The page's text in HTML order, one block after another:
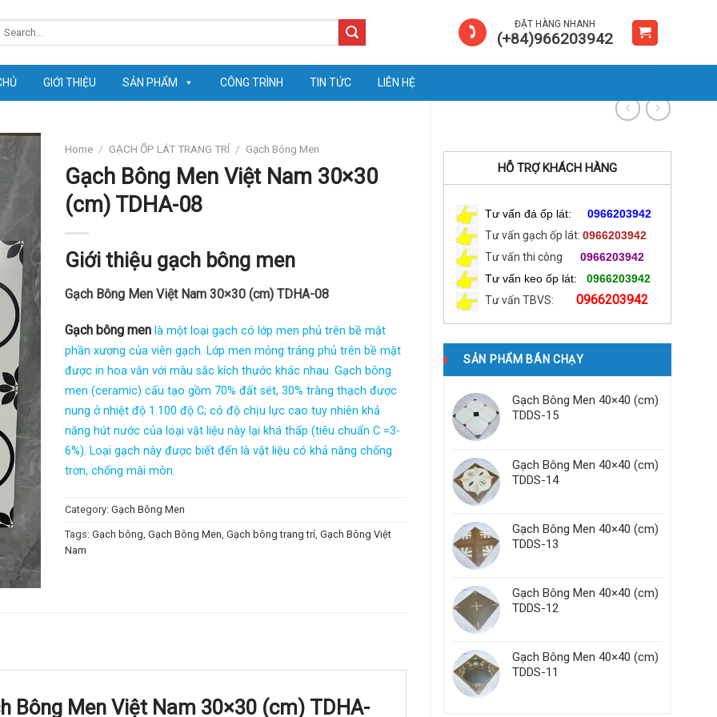
ĐẶT HÀNG NHANH
(+84)966203942
GIỚI THIỆU SẢN PHẨM CÔNG TRÌNH TIN TỨC LIÊN HỆ
HỖ TRỢ KHÁCH HÀNG
Tư vấn đá ốp lát: 0966203942
Tư vấn gạch ốp lát: 0966203942
Tư vấn thi công
0966203942
Tư vấn keo ốp lát:
0966203942
Tư vấn TBVS:
0966203942
SẢN PHẨM BÁN CHẠY
Gạch Bông Men 40×40 (cm)
TDDS-15
Gạch Bông Men 40×40 (cm)
TDDS-14
Gạch Bông Men 40×40 (cm)
TDDS-13
Gạch Bông Men 40×40 (cm)
TDDS-12
Gạch Bông Men 40×40 (cm)
TDDS-11
Home / GẠCH ỐP LÁT TRANG TRÍ / Gạch Bông Men
Gạch Bông Men Việt Nam 30×30
(cm) TDHA-08
Giới thiệu gạch bông men
Gạch Bông Men Việt Nam 30×30 (cm) TDHA-08
Gạch bông men là một loại gạch có lớp men phủ trên bề mặt
phần xương của viên gạch. Lớp men mỏng tráng phủ trên bề mặt
được in hoa văn với màu sắc kích thước khác nhau. Gạch bông
men (ceramic) cấu tạo gồm 70% đất sét, 30% tràng thạch được
nung ở nhiệt độ 1.100 độ C; có độ chịu lực cao tuy nhiên khả
năng hút nước của loại vật liệu này lại khá thấp (tiêu chuẩn C =3-
6%). Loại gạch này được biết đến là vật liệu có khả năng chống
trơn, chống mài mòn.
Category: Gạch Bông Men
Tags: Gạch bông, Gạch Bông Men, Gạch bông trang trí, Gạch Bông Việt
Nam
Bông Men Việt Nam 30×30 (cm) TDHA-